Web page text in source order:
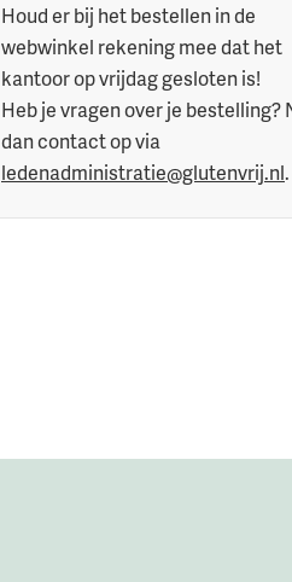
Houd er bij het bestellen in de
webwinkel rekening mee dat het
kantoor op vrijdag gesloten is!
Heb je vragen over je bestelling?
dan contact op via
ledenadministratie@glutenvrij.nl.